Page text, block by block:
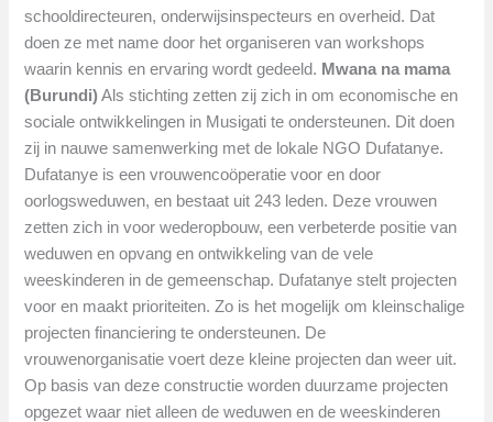
schooldirecteuren, onderwijsinspecteurs en overheid. Dat
doen ze met name door het organiseren van workshops
waarin kennis en ervaring wordt gedeeld. Mwana na mama
(Burundi)Als stichting zetten zij zich in om economische en
sociale ontwikkelingen in Musigati te ondersteunen. Dit doen
zij in nauwe samenwerking met de lokale NGO Dufatanye.
Dufatanye is een vrouwencoöperatie voor en door
oorlogsweduwen, en bestaat uit 243 leden. Deze vrouwen
zetten zich in voor wederopbouw, een verbeterde positie van
weduwen en opvang en ontwikkeling van de vele
weeskinderen in de gemeenschap. Dufatanye stelt projecten
voor en maakt prioriteiten. Zo is het mogelijk om kleinschalige
projecten financiering te ondersteunen. De
vrouwenorganisatie voert deze kleine projecten dan weer uit.
Op basis van deze constructie worden duurzame projecten
opgezet waar niet alleen de weduwen en de weeskinderen